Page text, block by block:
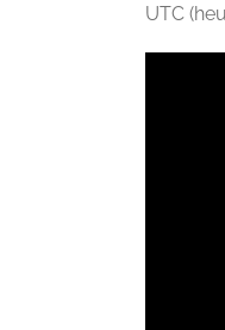
UTC